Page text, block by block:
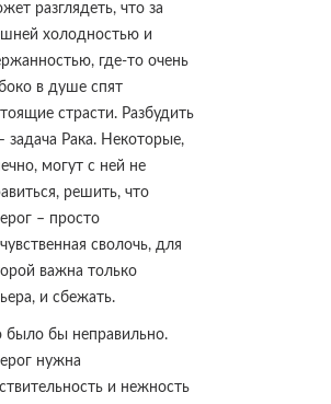
разглядеть, что за
холодностью и
где-то очень
в душе спят
страсти. Разбудить
задача Рака. Некоторые,
могут с ней не
решить, что
– просто
сволочь, для
важна только
и сбежать.
было бы неправильно.
нужна
и нежность